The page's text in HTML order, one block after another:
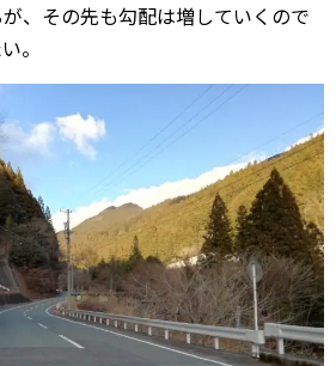
、その先も勾配は増していくので
。